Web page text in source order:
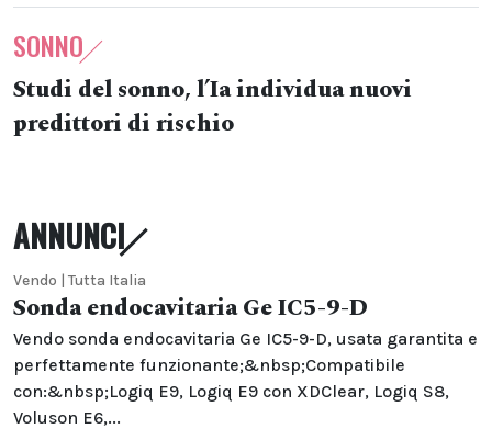
SONNO
Studi del sonno, l’Ia individua nuovi
predittori di rischio
ANNUNCI
Vendo | Tutta Italia
Sonda endocavitaria Ge IC5-9-D
Vendo sonda endocavitaria Ge IC5-9-D, usata garantita e
perfettamente funzionante;&nbsp;Compatibile
con:&nbsp;Logiq E9, Logiq E9 con XDClear, Logiq S8,
Voluson E6,...